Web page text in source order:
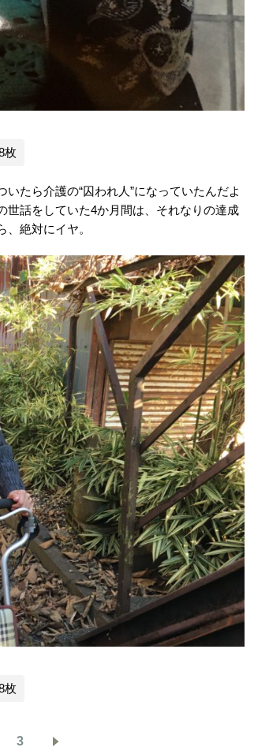
枚
たら介護の“囚われ人”になっていたんだよ
世話をしていた4か月間は、それなりの達成
絶対にイヤ。
枚
3